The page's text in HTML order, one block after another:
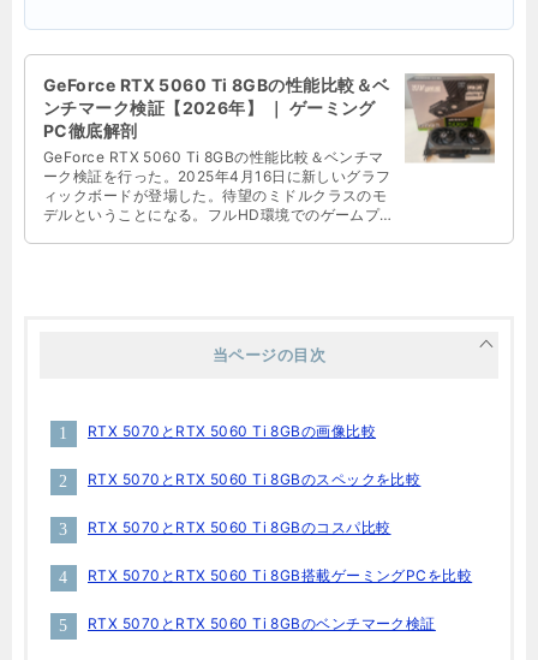
GeForce RTX 5060 Ti 8GBの性能比較＆ベ
ンチマーク検証【2026年】 ｜ ゲーミング
PC徹底解剖
GeForce RTX 5060 Ti 8GBの性能比較＆ベンチマ
ーク検証を行った。2025年4月16日に新しいグラフ
ィックボードが登場した。待望のミドルクラスのモ
デルということになる。フルHD環境でのゲームプ
当ページの目次
RTX 5070とRTX 5060 Ti 8GBの画像比較
RTX 5070とRTX 5060 Ti 8GBのスペックを比較
RTX 5070とRTX 5060 Ti 8GBのコスパ比較
RTX 5070とRTX 5060 Ti 8GB搭載ゲーミングPCを比較
RTX 5070とRTX 5060 Ti 8GBのベンチマーク検証